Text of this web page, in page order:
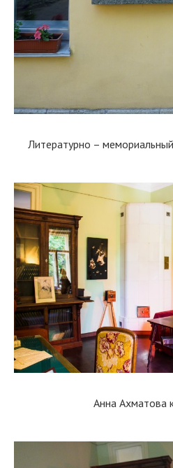
Литературно –
Анна Ахматова